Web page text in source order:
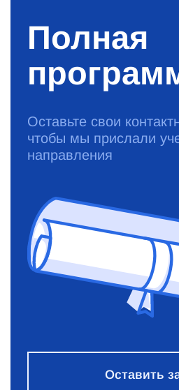
Полная
Оставьте свои
чтобы мы прислали
направления
Оставить